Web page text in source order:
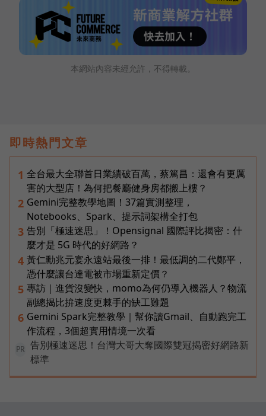
本網站內容未經允許，不得轉載。
即時熱門文章
1 全台最大全聯首日業績破百萬，蔡篤昌：還會有更厲
害的大型店！為何把餐廳健身房都搬上樓？
2 Gemini完整教學地圖！37篇實測整理，
Notebooks、Spark、提示詞架構全打包
3 告別「極速迷思」！Opensignal 國際評比揭密：什
麼才是 5G 時代的好網路？
4 黃仁勳兆元宴永遠站最後一排！最低調的二代鄭平，
憑什麼讓台達電被市場重新定價？
5 專訪｜進貨沒變快，momo為何仍導入機器人？物流
副總揭比拚速度更棘手的缺工難題
6 Gemini Spark完整教學｜幫你讀Gmail、自動跑完工
作流程，3個超實用情境一次看
PR
告別極速迷思！台灣大哥大奪國際雙冠揭密好網路新
標準